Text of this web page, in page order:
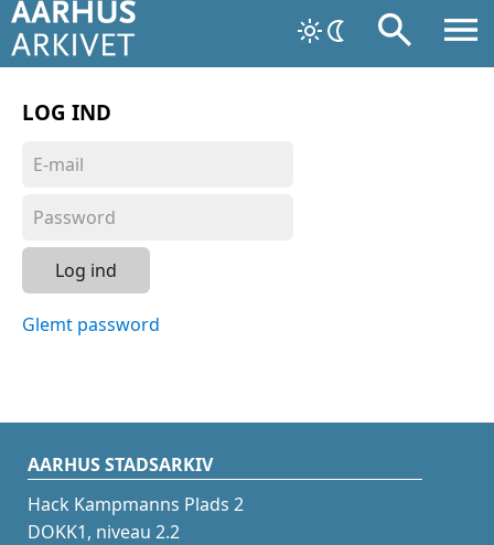
LOG IND
Log ind
Glemt password
AARHUS STADSARKIV
Hack Kampmanns Plads 2
DOKK1, niveau 2.2